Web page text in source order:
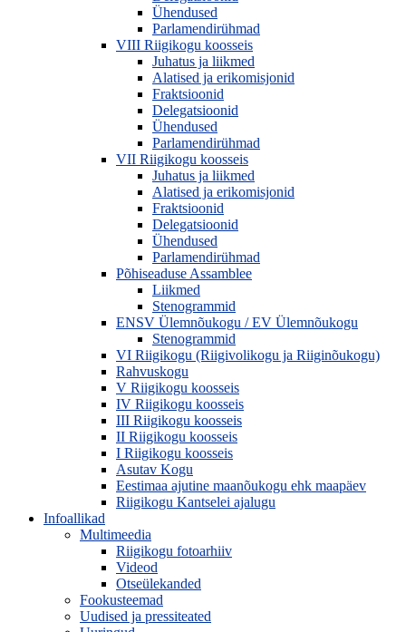
Ühendused
Parlamendirühmad
VIII Riigikogu koosseis
Juhatus ja liikmed
Alatised ja erikomisjonid
Fraktsioonid
Delegatsioonid
Ühendused
Parlamendirühmad
VII Riigikogu koosseis
Juhatus ja liikmed
Alatised ja erikomisjonid
Fraktsioonid
Delegatsioonid
Ühendused
Parlamendirühmad
Põhiseaduse Assamblee
Liikmed
Stenogrammid
ENSV Ülemnõukogu / EV Ülemnõukogu
Stenogrammid
VI Riigikogu (Riigivolikogu ja Riiginõukogu)
Rahvuskogu
V Riigikogu koosseis
IV Riigikogu koosseis
III Riigikogu koosseis
II Riigikogu koosseis
I Riigikogu koosseis
Asutav Kogu
Eestimaa ajutine maanõukogu ehk maapäev
Riigikogu Kantselei ajalugu
Infoallikad
Multimeedia
Riigikogu fotoarhiiv
Videod
Otseülekanded
Fookusteemad
Uudised ja pressiteated